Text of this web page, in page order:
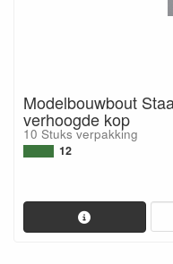
Modelbouwbout
verhoogde kop
10 Stuks verpakking
12